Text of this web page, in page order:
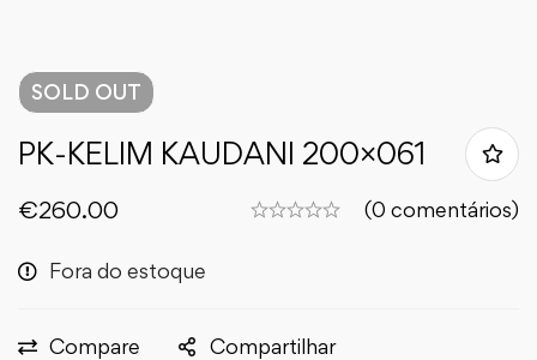
SOLD OUT
PK-KELIM KAUDANI 200×061
€260.00 (0 comentários)
Fora do estoque
Compare Compartilhar